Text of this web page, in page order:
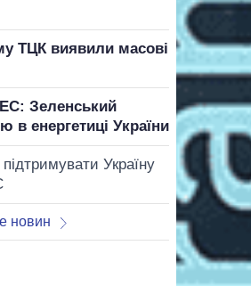
ТЦК виявили масові
Зеленський
в енергетиці України
Україну
новин